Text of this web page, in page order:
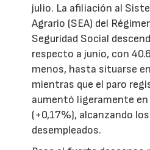
julio. La afiliación al
Agrario (SEA) del
Seguridad Social
respecto a junio, con
menos, hasta situarse
mientras que el paro
aumentó ligeramente
(+0,17%), alcanzando
desempleados.